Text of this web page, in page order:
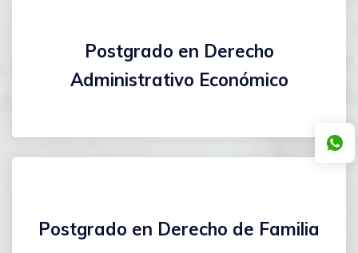
Postgrado en Derecho
Administrativo Económico
Postgrado en Derecho de Familia